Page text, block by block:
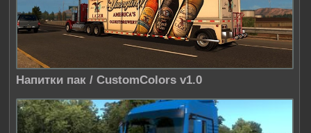
Напитки пак / CustomColors v1.0